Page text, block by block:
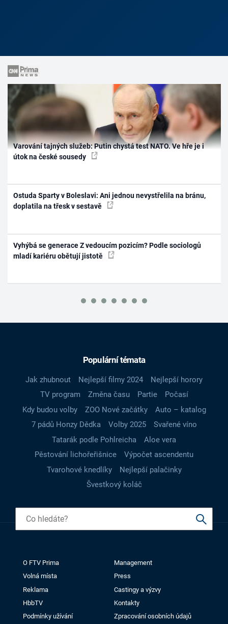
Varování tajných služeb: Putin chystá test NATO. Ve hře je i
útok na české sousedy
Ostuda Sparty v Boleslavi: Ani jednou nevystřelila na bránu,
doplatila na třesk v sestavě
Vyhýbá se generace Z vedoucím pozicím? Podle sociologů
mladí kariéru obětují jistotě
Populární témata
Jak zhubnout Nejlepší filmy 2024
Nejlepší horory
TV program
Změna času Partie
Počasí
Kdy budou volby
ZOO Nové začátky
Auto – katalog
7 pádů Honzy Dědka
Volby 2025
Svařené víno
Tatarák podle Pohlreicha
Aloe vera
Pěstování lichořeřišnice
Výpočet ascendentu
Tvarohové knedlíky
Nejlepší palačinky
Švestkový koláč
O FTV Prima
Management
Volná místa
Press
Reklama
Castingy a výzvy
HbbTV
Kontakty
Podmínky užívání
Zpracování osobních údajů